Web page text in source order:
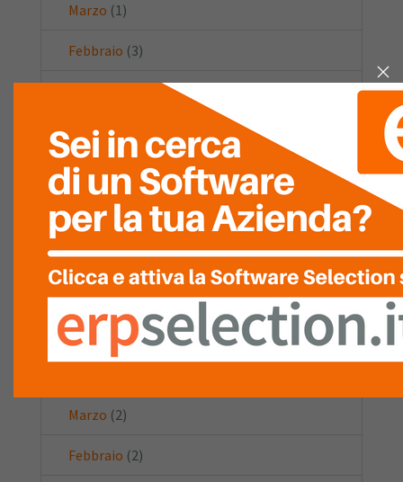
Marzo (1)
Febbraio (3)
2022 (20)
Novembre (1)
Settembre(3)
Agosto(4)
Luglio(3)
Giugno (3)
Marzo (2)
Febbraio (2)